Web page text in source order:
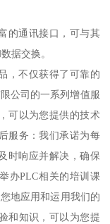
的通讯接口，可与其
据交换。
，不仅获得了可靠的
公司的一系列增值服
可以为您提供的技术
服务：我们承诺为每
时响应并解决，确保
办PLC相关的培训课
地应用和运用我们的
和知识，可以为您提